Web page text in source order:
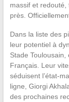
massif et redouté,
près.
Dans la liste des
leur potentiel à
Stade Toulousain,
Français. Leur
séduisent l’état-
ligne, Giorgi
des prochaines